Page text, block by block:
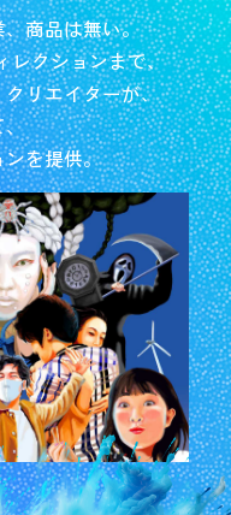
商品は無い。
レクションまで、
リエイターが、
、
を提供。